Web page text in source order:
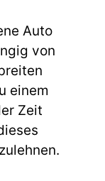
Auto
von
einem
Zeit